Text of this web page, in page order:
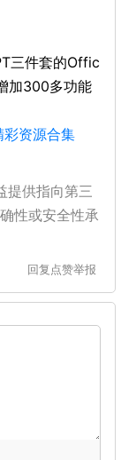
三件套的Offic
加300多功能
资源合集
提供指向第三
性或安全性承
回复 点赞举报